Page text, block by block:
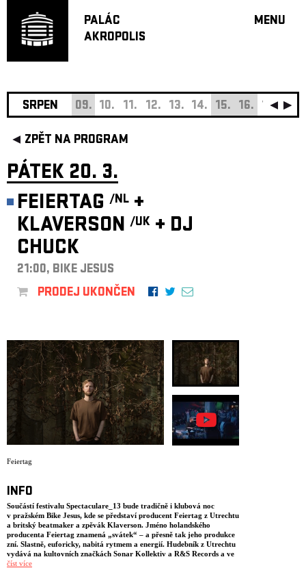
PALÁC
AKROPOLIS
MENU
JAZZ
SRPEN 09. 10. 11. 12. 13. 14. 15. 16. 17. 18.
ZPĚT NA PROGRAM
PÁTEK 20. 3.
FEIERTAG /NL +
KLAVERSON /UK + DJ
CHUCK
21:00, BIKE JESUS
PRODEJ UKONČEN
Feiertag
INFO
Součástí festivalu Spectaculare_13 bude tradičně i klubová noc
v pražském Bike Jesus, kde se představí producent Feiertag z Utrechtu
a britský beatmaker a zpěvák Klaverson. Jméno holandského
producenta Feiertag znamená „svátek“ – a přesně tak jeho produkce
zní. Slastně, euforicky, nabitá rytmem a energií. Hudebník z Utrechtu
vydává na kultovních značkách Sonar Kollektiv a R&S Records a ve
svých skladbách míchá precizně vrstvené breakbeaty, UK bass
číst více